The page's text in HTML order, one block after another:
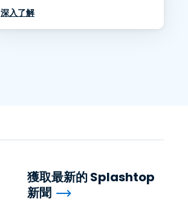
深入了解
獲取最新的 Splashtop
新聞